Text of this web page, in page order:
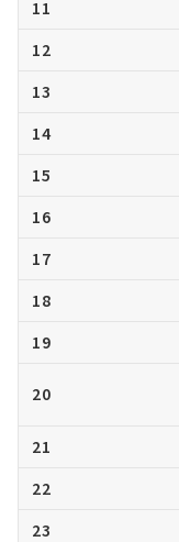
11
12
13
14
15
16
17
18
19
20
21
22
23